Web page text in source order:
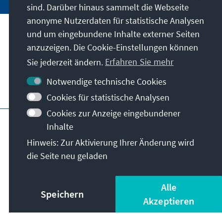
Unser Auftrag
Kontakt
Weitere Angebote der Stiftung
Impressum
Datenschutz
Nutzungsbedingungen
Erklärung zur Barrierefreiheit
Barriere melden
Sitemap
© Konrad-Adenauer-Stiftung e.V. 2026
sind. Darüber hinaus sammelt die Webseite
anonyme Nutzerdaten für statistische Analysen
und um eingebundene Inhalte externer Seiten
anzuzeigen. Die Cookie-Einstellungen können
Sie jederzeit ändern. Erfahren Sie mehr
Notwendige technische Cookies
Cookies für statistische Analysen
Cookies zur Anzeige eingebundener
Inhalte
Hinweis: Zur Aktivierung Ihrer Änderung wird
die Seite neu geladen
Speichern
Alle
Akzeptieren